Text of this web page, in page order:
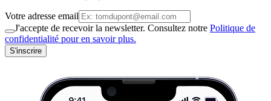
Votre adresse email
J'accepte de recevoir la newsletter. Consultez notre Politique de
confidentialité pour en savoir plus.
S'inscrire